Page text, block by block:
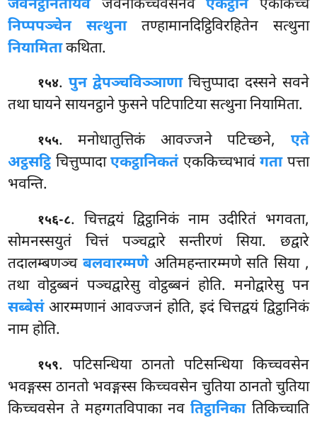
जवनट्ठानतोयेव जवनकिच्चवसेनेवएकट्ठानेएककिच्चे
निप्पपञ्चेन सत्थुनातण्हामानदिट्ठिविरहितेन सत्थुना
नियामिताकथिता.
१५४.पुन द्वेपञ्चविञ्ञाणाचित्तुप्पादा दस्सने सवने
तथा घायने सायनट्ठाने फुसने पटिपाटिया सत्थुना नियामिता.
१५५. मनोधातुत्तिकं आवज्जने पटिच्छने, एते
अट्ठसट्ठि चित्तुप्पादाएकट्ठानिकतंएककिच्चभावंगतापत्ता
भवन्ति.
१५६-८. चित्तद्वयं द्विट्ठानिकं नाम उदीरितं भगवता,
सोमनस्सयुतं चित्तं पञ्चद्वारे सन्तीरणं सिया. छद्वारे
तदालम्बणञ्च बलवारम्मणेअतिमहन्तारम्मणे सति सिया ,
तथा वोट्ठब्बनं पञ्चद्वारेसु वोट्ठब्बनं होति. मनोद्वारेसु पन
सब्बेसंआरम्मणानं आवज्जनं होति, इदं चित्तद्वयं द्विट्ठानिकं
नाम होति.
१५९. पटिसन्धिया ठानतो पटिसन्धिया किच्चवसेन
भवङ्गस्स ठानतो भवङ्गस्स किच्चवसेन चुतिया ठानतोचुतिया
किच्चवसेन ते महग्गतविपाका नवतिट्ठानिकातिकिच्चाति